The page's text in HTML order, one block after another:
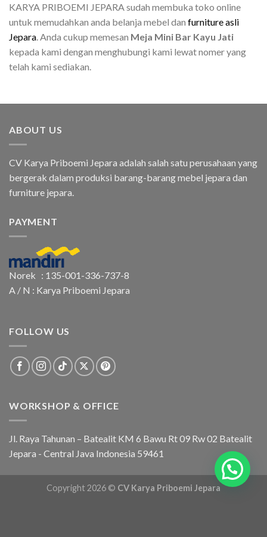
KARYA PRIBOEMI JEPARA sudah membuka toko online
untuk memudahkan anda belanja mebel dan furniture asli
Jepara . Anda cukup memesan Meja Mini Bar Kayu Jati
kepada kami dengan menghubungi kami lewat nomer yang
telah kami sediakan.
ABOUT US
CV Karya Priboemi Jepara adalah salah satu perusahaan yang
bergerak dalam produksi barang-barang mebel jepara dan
furniture jepara.
PAYMENT
Norek : 135-001-336-737-8
A / N : Karya Priboemi Jepara
FOLLOW US
WORKSHOP & OFFICE
Jl. Raya Tahunan – Batealit KM 6 Bawu Rt 09 Rw 02 Batealit
Jepara - Central Java Indonesia 59461
Copyright 2026 © CV Karya Priboemi Jepara